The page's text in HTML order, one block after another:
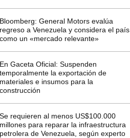
General Motors evalúa
a Venezuela y considera el país
un «mercado relevante»
Gaceta Oficial: Suspenden
la exportación de
e insumos para la
requieren al menos US$100.000
para reparar la infraestructura
de Venezuela, según experto